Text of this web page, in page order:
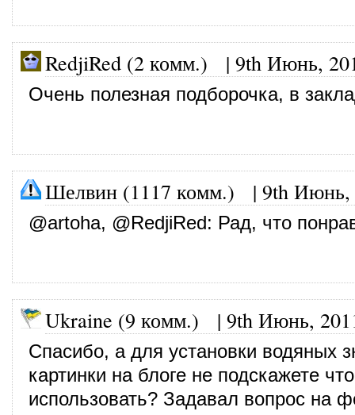
RedjiRed (2 комм.) | 9th Июнь,
Очень полезная подборочка, в
Шелвин (1117 комм.) | 9th Июнь,
@artoha, @RedjiRed: Рад, что
Ukraine (9 комм.) | 9th Июнь,
Спасибо, а для установки водяных
картинки на блоге не подскажете
использовать? Задавал вопрос на